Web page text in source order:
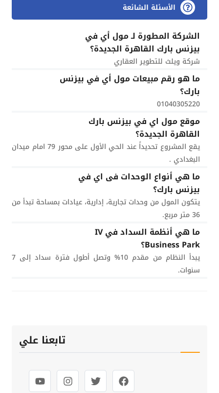
الأسئلة الشائعة
الشركة المطورة لـ مول أي في
بيزنس بارك القاهرة الجديدة؟
شركة ويلث للتطوير العقاري
ما هو رقم مبيعات مول أي في بيزنس
بارك؟
01040305220
موقع مول اي في بيزنس بارك
القاهرة الجديدة؟
يقع المشروع تحديداً عند الحي الأول على محور 79 امام ميدان
البغدادي .
ما هي أنواع الوحدات فى اي في
بيزنس بارك؟
يتكون المول من وحدات تجارية، إدارية، عيادات بمساحة تبدأ من
36 متر مربع.
ما هي أنظمة السداد في IV
Business Park؟
يبدأ النظام من مقدم 10% وتصل أطول فترة سداد إلى 7
سنوات.
تابعنا علي